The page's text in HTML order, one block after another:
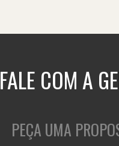
FALE COM A
PEÇA UMA